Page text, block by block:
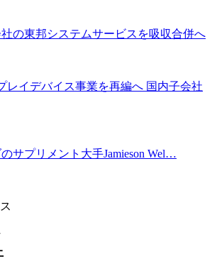
の東邦システムサービスを吸収合併へ
レイデバイス事業を再編へ 国内子会社
サプリメント大手Jamieson Wel…